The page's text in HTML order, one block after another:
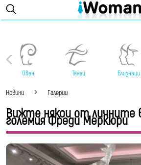
Овен Телец Близнаци
Новини Галерии
Вижте някои от личните
големия Фреди Меркюри